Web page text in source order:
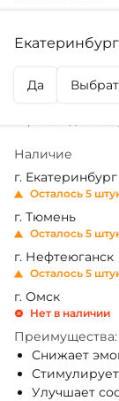
Да
2 152,99₽
*Промокоды и
Наличие
г. Екатеринбург
Осталось 5
г. Тюмень
Осталось 5
г. Нефтеюганск
Осталось 5
г. Омск
Нет в наличии
Преимущества:
Снижает
Улучшает